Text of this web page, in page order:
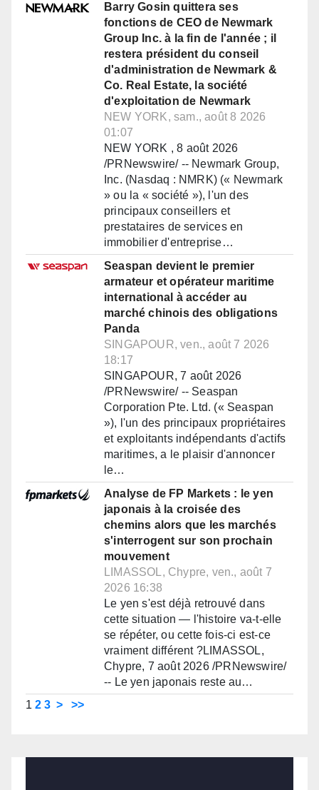
Barry Gosin quittera ses
fonctions de CEO de Newmark
Group Inc. à la fin de l'année ; il
restera président du conseil
d'administration de Newmark &
Co. Real Estate, la société
d'exploitation de Newmark
NEW YORK, sam., août 8 2026
01:07
NEW YORK , 8 août 2026
/PRNewswire/ -- Newmark Group,
Inc. (Nasdaq : NMRK) (« Newmark
» ou la « société »), l'un des
principaux conseillers et
prestataires de services en
immobilier d'entreprise…
Seaspan devient le premier
armateur et opérateur maritime
international à accéder au
marché chinois des obligations
Panda
SINGAPOUR, ven., août 7 2026
18:17
SINGAPOUR, 7 août 2026
/PRNewswire/ -- Seaspan
Corporation Pte. Ltd. (« Seaspan
»), l'un des principaux propriétaires
et exploitants indépendants d'actifs
maritimes, a le plaisir d'annoncer
le…
Analyse de FP Markets : le yen
japonais à la croisée des
chemins alors que les marchés
s'interrogent sur son prochain
mouvement
LIMASSOL, Chypre, ven., août 7
2026 16:38
Le yen s'est déjà retrouvé dans
cette situation — l'histoire va-t-elle
se répéter, ou cette fois-ci est-ce
vraiment différent ?LIMASSOL,
Chypre, 7 août 2026 /PRNewswire/
-- Le yen japonais reste au…
1 2 3 > >>